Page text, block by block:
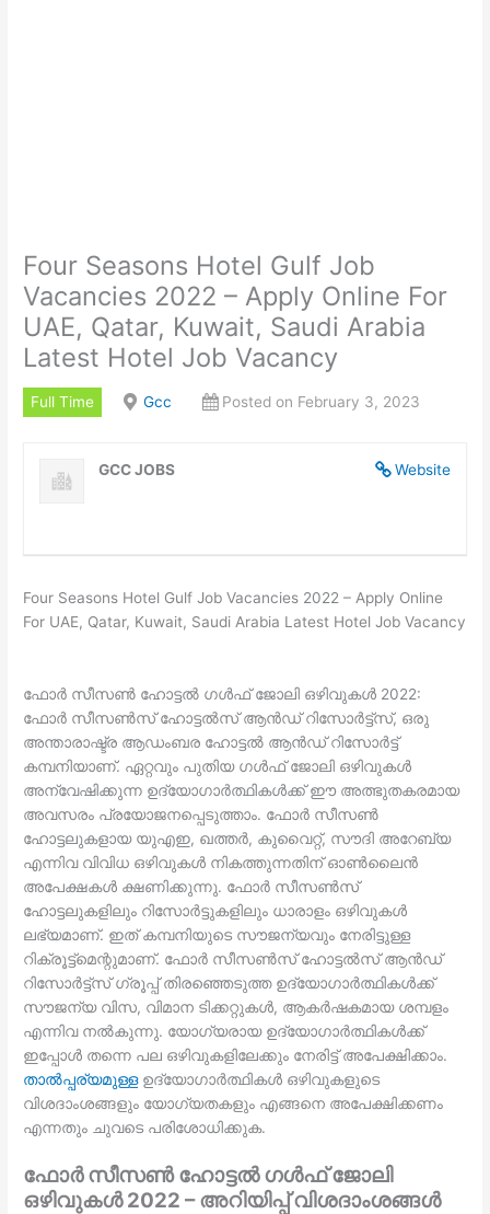
Four Seasons Hotel Gulf Job
Vacancies 2022 – Apply Online For
UAE, Qatar, Kuwait, Saudi Arabia
Latest Hotel Job Vacancy
Full Time Gcc Posted on February 3, 2023
Website
GCC JOBS
Four Seasons Hotel Gulf Job Vacancies 2022 – Apply Online
For UAE, Qatar, Kuwait, Saudi Arabia Latest Hotel Job Vacancy
ഫോർ സീസൺ ഹോട്ടൽ ഗൾഫ് ജോലി ഒഴിവുകൾ 2022:
ഫോർ സീസൺസ് ഹോട്ടൽസ് ആൻഡ് റിസോർട്ട്സ്, ഒരു
അന്താരാഷ്ട്ര ആഡംബര ഹോട്ടൽ ആൻഡ് റിസോർട്ട്
കമ്പനിയാണ്. ഏറ്റവും പുതിയ ഗൾഫ് ജോലി ഒഴിവുകൾ
അന്വേഷിക്കുന്ന ഉദ്യോഗാർത്ഥികൾക്ക് ഈ അത്ഭുതകരമായ
അവസരം പ്രയോജനപ്പെടുത്താം. ഫോർ സീസൺ
ഹോട്ടലുകളായ യുഎഇ, ഖത്തർ, കുവൈറ്റ്, സൗദി അറേബ്യ
എന്നിവ വിവിധ ഒഴിവുകൾ നികത്തുന്നതിന് ഓൺലൈൻ
അപേക്ഷകൾ ക്ഷണിക്കുന്നു. ഫോർ സീസൺസ്
ഹോട്ടലുകളിലും റിസോർട്ടുകളിലും ധാരാളം ഒഴിവുകൾ
ലഭ്യമാണ്. ഇത് കമ്പനിയുടെ സൗജന്യവും നേരിട്ടുള്ള
റിക്രൂട്ട്‌മെന്റുമാണ്. ഫോർ സീസൺസ് ഹോട്ടൽസ് ആൻഡ്
റിസോർട്ട്സ് ഗ്രൂപ്പ് തിരഞ്ഞെടുത്ത ഉദ്യോഗാർത്ഥികൾക്ക്
സൗജന്യ വിസ, വിമാന ടിക്കറ്റുകൾ, ആകർഷകമായ ശമ്പളം
എന്നിവ നൽകുന്നു. യോഗ്യരായ ഉദ്യോഗാർത്ഥികൾക്ക്
ഇപ്പോൾ തന്നെ പല ഒഴിവുകളിലേക്കും നേരിട്ട് അപേക്ഷിക്കാം.
താൽപ്പര്യമുള്ളഉദ്യോഗാർത്ഥികൾ ഒഴിവുകളുടെ
വിശദാംശങ്ങളും യോഗ്യതകളും എങ്ങനെ അപേക്ഷിക്കണം
എന്നതും ചുവടെ പരിശോധിക്കുക.
ഫോർ സീസൺ ഹോട്ടൽ ഗൾഫ് ജോലി
ഒഴിവുകൾ 2022 – അറിയിപ്പ് വിശദാംശങ്ങൾ